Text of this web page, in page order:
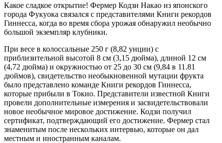
Какое сладкое открытие! Фермер Кодзи Накао из японского
города Фукуока связался с представителями Книги рекордов
Гиннесса, когда во время сбора урожая обнаружил необычно
большой экземпляр клубники.
При весе в колоссальные 250 г (8,82 унции) с
приблизительной высотой 8 см (3,15 дюйма), длиной 12 см
(4,72 дюйма) и окружностью от 25 до 30 см (9,84 в 11.81
дюймов), свидетельство необыкновенной мутации фрукта
было представлено команде Книги рекордов Гиннесса,
которые прибыли в Токио. Представители известной Книги
провели дополнительные измерения и засвидетельствовали
новое необычное мировое достижение. Кодзи получил
сертификат, подтверждающий его достижение. Фермер стал
знаменитым после нескольких интервью, которые он дал
местным и иностранным каналам.